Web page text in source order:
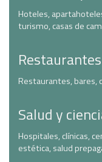
Hoteles,
turismo, casas de
Restaurantes, bares,
Salud y
Hospitales, clínicas,
estética, salud